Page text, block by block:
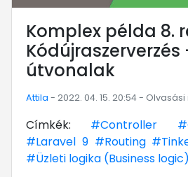
Komplex példa 8.
Kódújraszerverzés
útvonalak
Attila - 2022. 04. 15. 20:54 -
Címkék: #Controller
#Laravel 9 #Routing
#Üzleti logika (Business logic)